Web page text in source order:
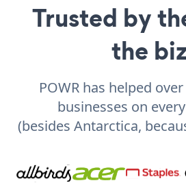
Trusted by
the
POWR has helped
businesses on
(besides Antarctica,